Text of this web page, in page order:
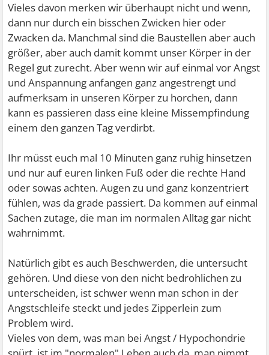
Vieles davon merken wir überhaupt nicht und wenn,
dann nur durch ein bisschen Zwicken hier oder
Zwacken da. Manchmal sind die Baustellen aber auch
größer, aber auch damit kommt unser Körper in der
Regel gut zurecht. Aber wenn wir auf einmal vor Angst
und Anspannung anfangen ganz angestrengt und
aufmerksam in unseren Körper zu horchen, dann
kann es passieren dass eine kleine Missempfindung
einem den ganzen Tag verdirbt.
Ihr müsst euch mal 10 Minuten ganz ruhig hinsetzen
und nur auf euren linken Fuß oder die rechte Hand
oder sowas achten. Augen zu und ganz konzentriert
fühlen, was da grade passiert. Da kommen auf einmal
Sachen zutage, die man im normalen Alltag gar nicht
wahrnimmt.
Natürlich gibt es auch Beschwerden, die untersucht
gehören. Und diese von den nicht bedrohlichen zu
unterscheiden, ist schwer wenn man schon in der
Angstschleife steckt und jedes Zipperlein zum
Problem wird.
Vieles von dem, was man bei Angst / Hypochondrie